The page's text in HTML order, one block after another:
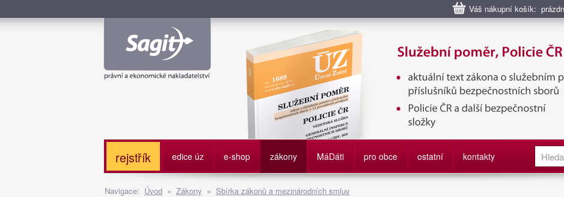
Váš nákupní košík:
Služební poměr příslušníků bezpečnostních sborů, Policie ČR, Vězeňská služba,
služby
rejstřík edice úz e-shop zákony MáDáti pro obce ostatní kontakty
Navigace: Úvod » Zákony » Sbírka zákonů a mezinárodních smluv